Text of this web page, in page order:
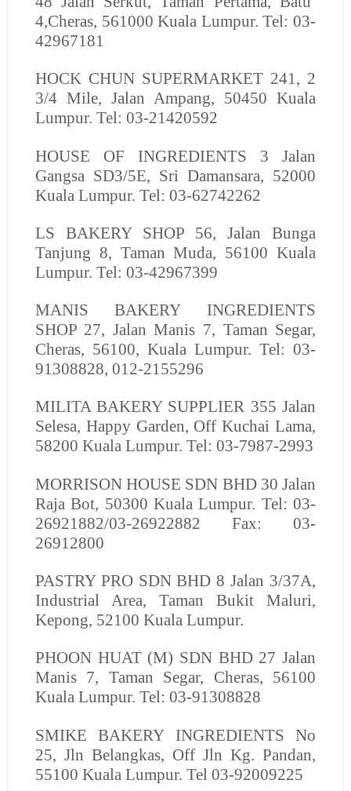
4,Cheras, 561000 Kuala Lumpur. Tel: 03-
42967181
HOCK CHUN SUPERMARKET 241, 2
3/4 Mile, Jalan Ampang, 50450 Kuala
Lumpur. Tel: 03-21420592
HOUSE OF INGREDIENTS 3 Jalan
Gangsa SD3/5E, Sri Damansara, 52000
Kuala Lumpur. Tel: 03-62742262
LS BAKERY SHOP56, Jalan Bunga
Tanjung 8, Taman Muda, 56100 Kuala
Lumpur. Tel: 03-42967399
MANIS BAKERY INGREDIENTS
SHOP 27, Jalan Manis 7, Taman Segar,
Cheras, 56100, Kuala Lumpur. Tel: 03-
91308828, 012-2155296
MILITA BAKERY SUPPLIER 355 Jalan
Selesa, Happy Garden, Off Kuchai Lama,
58200 Kuala Lumpur. Tel: 03-7987-2993
MORRISON HOUSE SDN BHD30 Jalan
Raja Bot, 50300 Kuala Lumpur. Tel: 03-
26921882/03-26922882 Fax: 03-
26912800
PASTRY PRO SDN BHD 8 Jalan 3/37A,
Industrial Area, Taman Bukit Maluri,
Kepong, 52100 Kuala Lumpur.
PHOON HUAT (M) SDN BHD27 Jalan
Manis 7, Taman Segar, Cheras, 56100
Kuala Lumpur. Tel: 03-91308828
SMIKE BAKERY INGREDIENTS No
25, Jln Belangkas, Off Jln Kg. Pandan,
55100 Kuala Lumpur. Tel 03-92009225